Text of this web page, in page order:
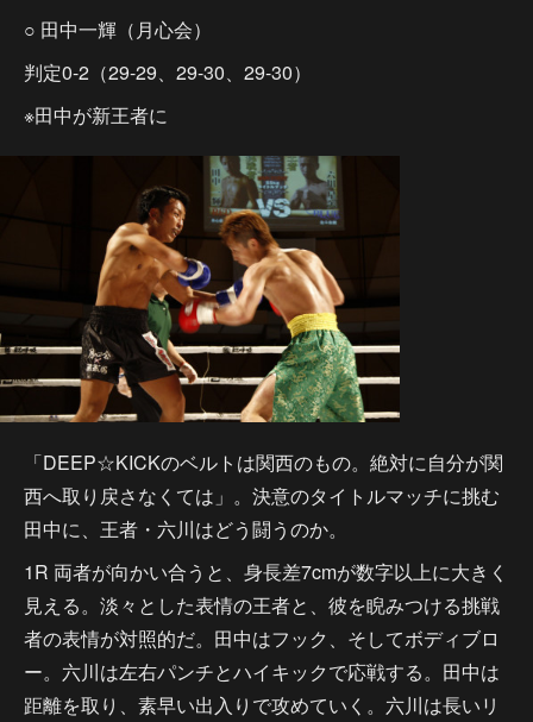
○ 田中一輝（月心会）
判定0-2（29-29、29-30、29-30）
※田中が新王者に
「DEEP☆KICKのベルトは関西のもの。絶対に自分が関
西へ取り戻さなくては」。決意のタイトルマッチに挑む
田中に、王者・六川はどう闘うのか。
1R 両者が向かい合うと、身長差7cmが数字以上に大きく
見える。淡々とした表情の王者と、彼を睨みつける挑戦
者の表情が対照的だ。田中はフック、そしてボディブロ
ー。六川は左右パンチとハイキックで応戦する。田中は
距離を取り、素早い出入りで攻めていく。六川は長いリ